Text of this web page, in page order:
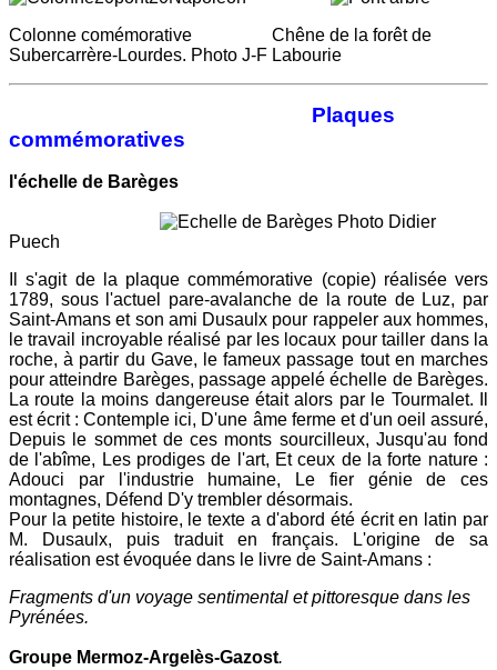
Colonne comémorative Chêne de la forêt de
Subercarrère-Lourdes. Photo J-F Labourie
Plaques
commémoratives
l'échelle de Barèges
Photo Didier
Puech
Il s'agit de la plaque commémorative (copie) réalisée vers
1789, sous l'actuel pare-avalanche de la route de Luz, par
Saint-Amans et son ami Dusaulx pour rappeler aux hommes,
le travail incroyable réalisé par les locaux pour tailler dans la
roche, à partir du Gave, le fameux passage tout en marches
pour atteindre Barèges, passage appelé échelle de Barèges.
La route la moins dangereuse était alors par le Tourmalet. Il
est écrit : Contemple ici, D'une âme ferme et d'un oeil assuré,
Depuis le sommet de ces monts sourcilleux, Jusqu'au fond
de l'abîme, Les prodiges de l'art, Et ceux de la forte nature :
Adouci par l'industrie humaine, Le fier génie de ces
montagnes, Défend D'y trembler désormais.
Pour la petite histoire, le texte a d'abord été écrit en latin par
M. Dusaulx, puis traduit en français. L'origine de sa
réalisation est évoquée dans le livre de Saint-Amans :
Fragments d'un voyage sentimental et pittoresque dans les
Pyrénées.
Groupe Mermoz-Argelès-Gazost.